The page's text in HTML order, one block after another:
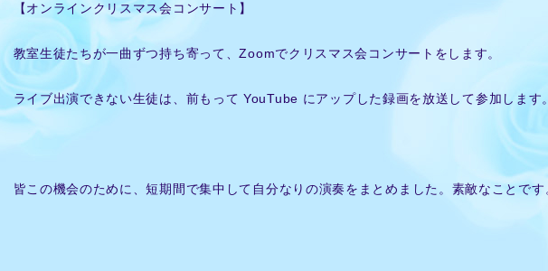
【オンラインクリスマス会コンサート】
教室生徒たちが一曲ずつ持ち寄って、Zoomでクリスマス会コンサートをします。
ライブ出演できない生徒は、前もって YouTube にアップした録画を放送して参加します
皆この機会のために、短期間で集中して自分なりの演奏をまとめました。素敵なことです